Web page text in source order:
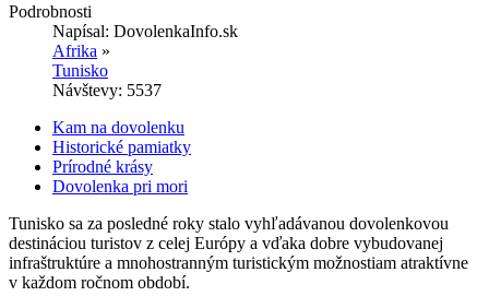
Podrobnosti
Napísal: DovolenkaInfo.sk
Afrika »
Tunisko
Návštevy: 5537
Kam na dovolenku
Historické pamiatky
Prírodné krásy
Dovolenka pri mori
Tunisko sa za posledné roky stalo vyhľadávanou dovolenkovou
destináciou turistov z celej Európy a vďaka dobre vybudovanej
infraštruktúre a mnohostranným turistickým možnostiam atraktívne
v každom ročnom období.